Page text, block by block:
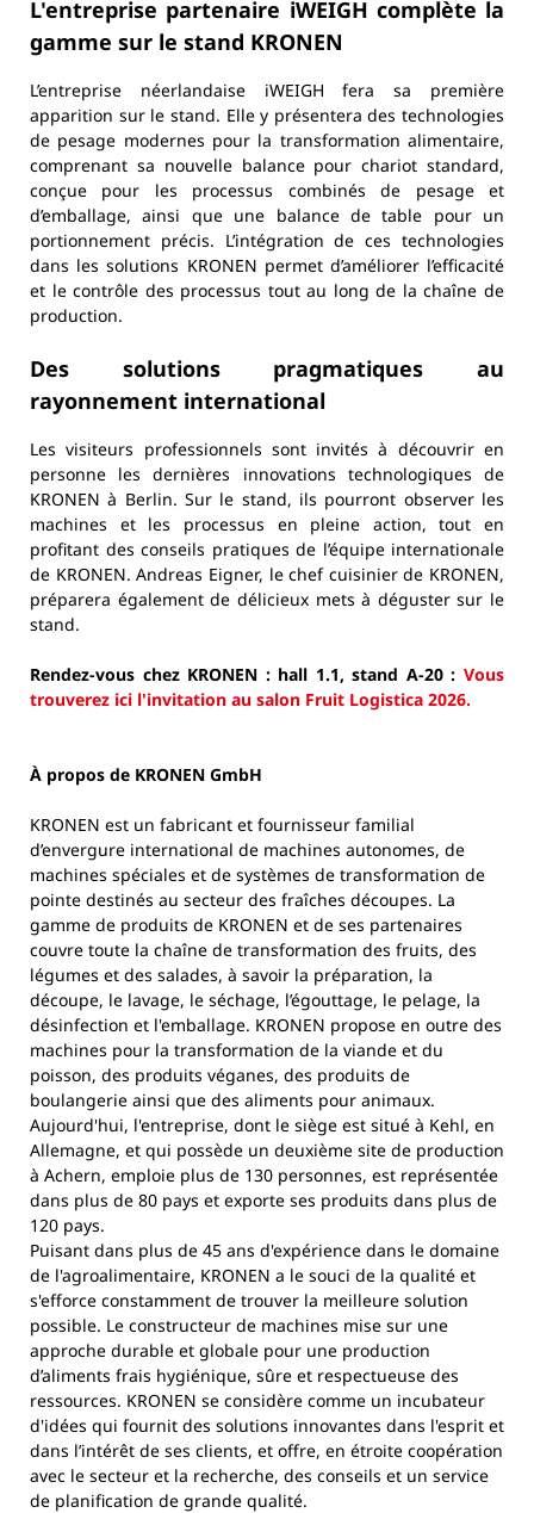
L'entreprise partenaire iWEIGH complète la
gamme sur le stand KRONEN
L’entreprise néerlandaise iWEIGH fera sa première
apparition sur le stand. Elle y présentera des technologies
de pesage modernes pour la transformation alimentaire,
comprenant sa nouvelle balance pour chariot standard,
conçue pour les processus combinés de pesage et
d’emballage, ainsi que une balance de table pour un
portionnement précis. L’intégration de ces technologies
dans les solutions KRONEN permet d’améliorer l’efficacité
et le contrôle des processus tout au long de la chaîne de
production.
Des solutions pragmatiques au
rayonnement international
Les visiteurs professionnels sont invités à découvrir en
personne les dernières innovations technologiques de
KRONEN à Berlin. Sur le stand, ils pourront observer les
machines et les processus en pleine action, tout en
profitant des conseils pratiques de l’équipe internationale
de KRONEN. Andreas Eigner, le chef cuisinier de KRONEN,
préparera également de délicieux mets à déguster sur le
stand.
Rendez-vous chez KRONEN : hall 1.1, stand A-20 : Vous
trouverez ici l'invitation au salon Fruit Logistica 2026.
À propos de KRONEN GmbH
KRONEN est un fabricant et fournisseur familial
d’envergure international de machines autonomes, de
machines spéciales et de systèmes de transformation de
pointe destinés au secteur des fraîches découpes. La
gamme de produits de KRONEN et de ses partenaires
couvre toute la chaîne de transformation des fruits, des
légumes et des salades, à savoir la préparation, la
découpe, le lavage, le séchage, l’égouttage, le pelage, la
désinfection et l'emballage. KRONEN propose en outre des
machines pour la transformation de la viande et du
poisson, des produits véganes, des produits de
boulangerie ainsi que des aliments pour animaux.
Aujourd'hui, l'entreprise, dont le siège est situé à Kehl, en
Allemagne, et qui possède un deuxième site de production
à Achern, emploie plus de 130 personnes, est représentée
dans plus de 80 pays et exporte ses produits dans plus de
120 pays.
Puisant dans plus de 45 ans d'expérience dans le domaine
de l'agroalimentaire, KRONEN a le souci de la qualité et
s'efforce constamment de trouver la meilleure solution
possible. Le constructeur de machines mise sur une
approche durable et globale pour une production
d’aliments frais hygiénique, sûre et respectueuse des
ressources. KRONEN se considère comme un incubateur
d'idées qui fournit des solutions innovantes dans l'esprit et
dans l’intérêt de ses clients, et offre, en étroite coopération
avec le secteur et la recherche, des conseils et un service
de planification de grande qualité.